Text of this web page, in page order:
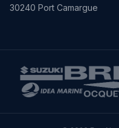
30240 Port Camargue